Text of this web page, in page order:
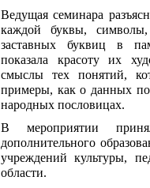
Ведущая семинара
каждой буквы, символы,
заставных буквиц в
показала красоту их
смыслы тех понятий,
примеры, как о данных
народных пословицах.
В мероприятии
дополнительного
учреждений культуры,
области.